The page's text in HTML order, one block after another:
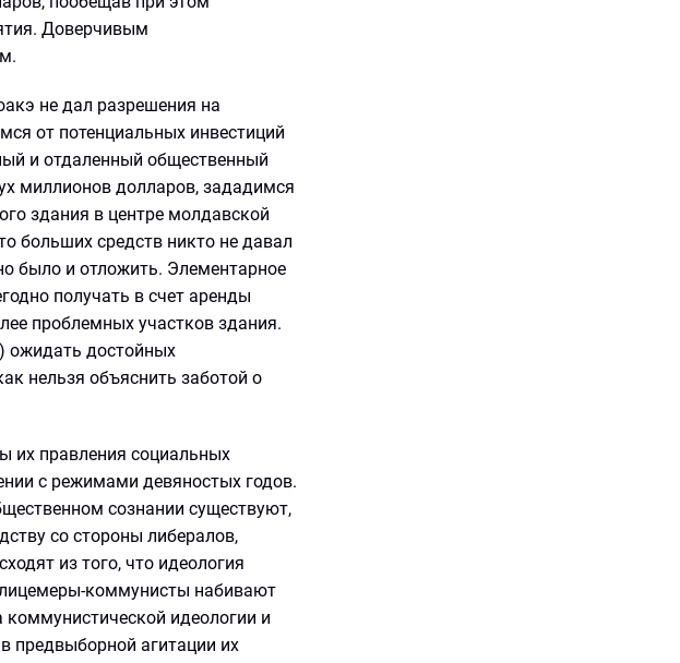
Доверчивым
не дал разрешения на
от потенциальных инвестиций
и отдаленный общественный
миллионов долларов, зададимся
здания в центре молдавской
больших средств никто не давал
было и отложить. Элементарное
получать в счет аренды
проблемных участков здания.
ожидать достойных
нельзя объяснить заботой о
их правления социальных
с режимами девяностых годов.
сознании существуют,
со стороны либералов,
из того, что идеология
лицемеры-коммунисты набивают
идеологии и
предвыборной агитации их